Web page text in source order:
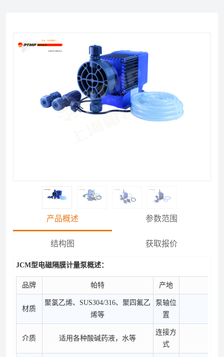
021-56037469
+86-21-56386999
xsy@ptcm.com
上海市静安区共和新路3088弄（祥腾财富广场）2号
产品概述 参数范围
结构图 获取报价
JCM型电磁隔膜计量泵概述：
品牌 帕特 产地
材质
聚氯乙烯、SUS304/316、聚四氟乙
烯等
泵轴位
置
介质 适用各种酸碱药液，水等
连接方
式